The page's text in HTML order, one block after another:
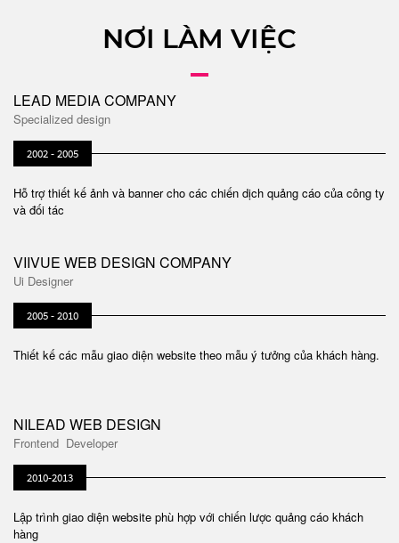
NƠI LÀM VIỆC
LEAD MEDIA COMPANY
Specialized design
2002 - 2005
Hỗ trợ thiết kế ảnh và banner cho các chiến dịch quảng cáo của công ty
và đối tác
VIIVUE WEB DESIGN COMPANY
Ui Designer
2005 - 2010
Thiết kế các mẫu giao diện website theo mẫu ý tưởng của khách hàng.
NILEAD WEB DESIGN
Frontend Developer
2010-2013
Lập trình giao diện website phù hợp với chiến lược quảng cáo khách
hàng